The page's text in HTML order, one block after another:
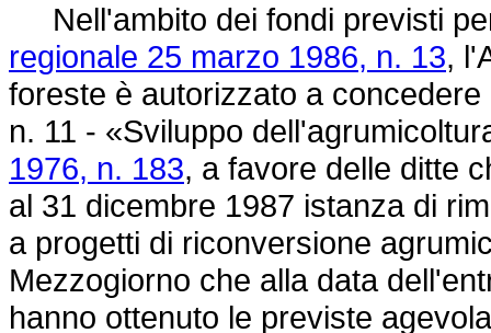
Nell'ambito dei fondi previsti
regionale 25 marzo 1986, n. 13,
foreste è autorizzato a
n. 11 - «Sviluppo
1976, n. 183, a favore delle ditte
al 31 dicembre 1987 istanza di
a progetti di riconversione
Mezzogiorno che alla data
hanno ottenuto le previste